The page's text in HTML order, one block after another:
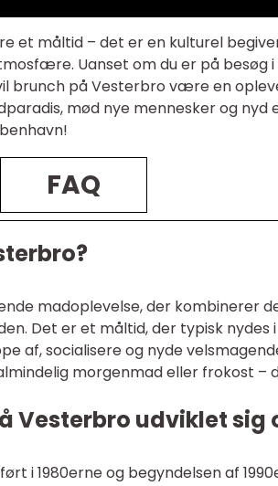
et måltid – det er en kulturel
Uanset om du er på besøg
brunch på Vesterbro være en
mød nye mennesker og nyd
FAQ
madoplevelse, der kombinerer
Det er et måltid, der typisk nydes
af, socialisere og nyde
morgenmad eller frokost –
Vesterbro udviklet sig
i 1980erne og begyndelsen af